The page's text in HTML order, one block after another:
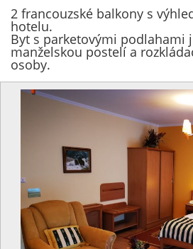
2 francouzské balkony s
hotelu.
Byt s parketovými podlahami
manželskou postelí a
osoby.